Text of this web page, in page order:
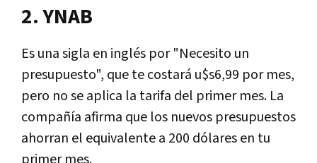
2. YNAB
Es una sigla en inglés por "Necesito un
presupuesto", que te costará u$s6,99 por mes,
pero no se aplica la tarifa del primer mes. La
compañía afirma que los nuevos presupuestos
ahorran el equivalente a 200 dólares en tu